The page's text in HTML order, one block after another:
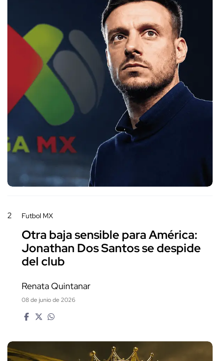
2 Futbol MX
Otra baja sensible para América:
Jonathan Dos Santos se despide
del club
Renata Quintanar
08 de junio de 2026